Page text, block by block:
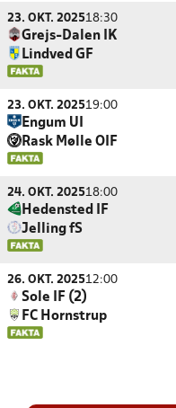
23. OKT. 202518:30
Grejs-Dalen IK
Lindved GF
23. OKT. 202519:00
Engum UI
Rask Mølle OIF
24. OKT. 202518:00
Hedensted IF
Jelling fS
26. OKT. 202512:00
Sole IF (2)
FC Hornstrup